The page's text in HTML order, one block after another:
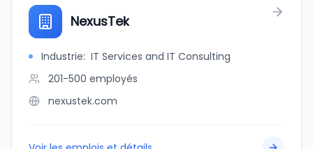
NexusTek
Industrie: IT Services and IT Consulting
201-500 employés
nexustek.com